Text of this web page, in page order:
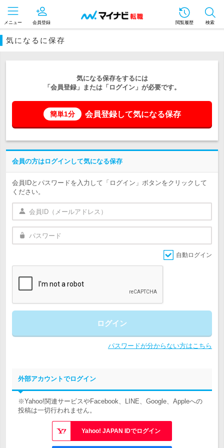
メニュー 会員登録 閲覧履歴 検索
気になるに保存
気になる保存をするには
「会員登録」または「ログイン」が必要です。
簡単1分 会員登録して気になる保存
会員の方はログインして気になる保存
会員IDとパスワードを入力して「ログイン」ボタンをクリックして
ください。
自動ログイン
ログイン
パスワードが分からない方はこちら
外部アカウントでログイン
※Yahoo!関連サービスやFacebook、LINE、Google、Appleへの
投稿は一切行われません。
Yahoo! JAPAN IDでログイン